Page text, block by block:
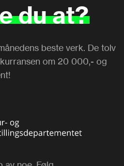
duat?
beste verk. De tolv
om 20 000,- og